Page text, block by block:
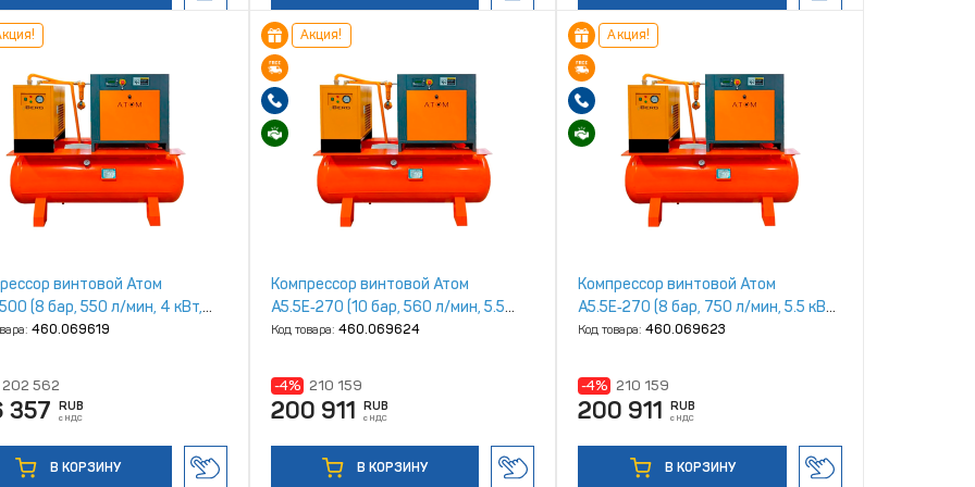
винтовой Атом
(8 бар, 550 л/мин, 4 кВт,
IP23)460.069619
202 562
357 RUB
с НДС
В КОРЗИНУ
Акция!
Компрессор винтовой Атом
А5.5Е‑270 (10 бар, 560 л/мин, 5.5
кВт, 270л, IP23)
Код товара: 460.069624
-4% 210 159
200 911 RUB
с НДС
В КОРЗИНУ
Акция!
Компрессор винтовой Атом
А5.5Е‑270 (8 бар, 750 л/мин, 5.5 кВт,
270л, IP23)
Код товара:460.069623
-4% 210 159
200 911 RUB
с НДС
В КОРЗИНУ